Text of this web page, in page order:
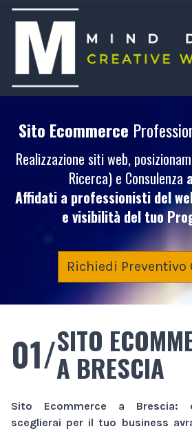
Sito Ecommerce
Realizzazione siti web,
Ricerca) e Consulenza
Affidati a professionisti del
e visibilità del tuo
Richiedi Preventivo
01/SITO
A BRESCIA
Sito Ecommerce a Brescia:
sceglierai per il tuo business